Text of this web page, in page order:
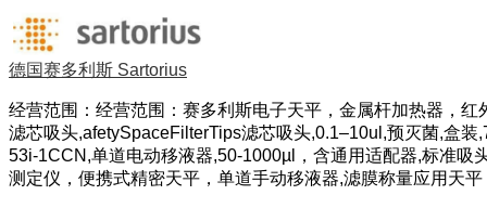
德国赛多利斯 Sartorius
经营范围：经营范围：赛多利斯电子天平，金属杆加热器，
滤芯吸头,afetySpaceFilterTips滤芯吸头,0.1–10ul,预灭菌,盒
53i-1CCN,单道电动移液器,50-1000µl，含通用适配器,标准
测定仪，便携式精密天平，单道手动移液器,滤膜称量应用天